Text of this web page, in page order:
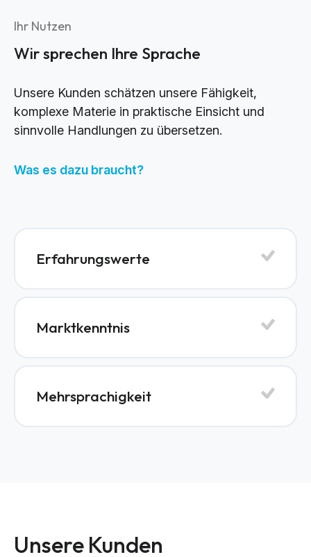
Ihr Nutzen
Wir sprechen Ihre Sprache
Unsere Kunden schätzen unsere Fähigkeit,
komplexe Materie in praktische Einsicht und
sinnvolle Handlungen zu übersetzen.
Was es dazu braucht?
Erfahrungswerte
Marktkenntnis
Mehrsprachigkeit
Unsere Kunden